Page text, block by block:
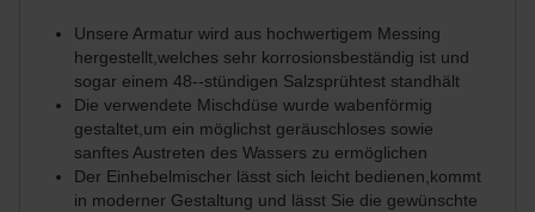
Unsere Armatur wird aus hochwertigem Messing
hergestellt,welches sehr korrosionsbeständig ist und
sogar einem 48--stündigen Salzsprühtest standhält
Die verwendete Mischdüse wurde wabenförmig
gestaltet,um ein möglichst geräuschloses sowie
sanftes Austreten des Wassers zu ermöglichen
Der Einhebelmischer lässt sich leicht bedienen,kommt
in moderner Gestaltung und lässt Sie die gewünschte